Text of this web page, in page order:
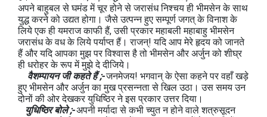
अपने बाहुबल से घमंड में चूर होने से जरासंध निश्चय ही भीमसेन के साथ
युद्ध करने को उद्यत होगा। जैसे उत्पन्न हुए सम्पूर्ण जगत् के विनाश के
लिये एक ही यमराज काफी हैं, उसी प्रकार महाबली महाबाहु भीमसेन
जरासंध के वध के लिये पर्याप्त हैं। राजन्! यदि आप मेरे हृदय को जानते
हैं और यदि आपका मुझ पर विश्वास है तो भीमसेन और अर्जुन को शीघ्र
ही धरोहर के रूप में मुझे दे दीजिये।
वैशम्पायन जी कहते हैं ;-जनमेजय! भगवान् के ऐसा कहने पर वहाँ खड़े
हुए भीमसेन और अर्जुन का मुख प्रसन्नता से खिल उठा। उस समय उन
दोनों की ओर देखकर युधिष्ठिर ने इस प्रकार उत्तर दिया।
युधिष्ठिर बोले ;-अपनी मर्यादा से कभी च्युत न होने वाले शत्रुसूदन